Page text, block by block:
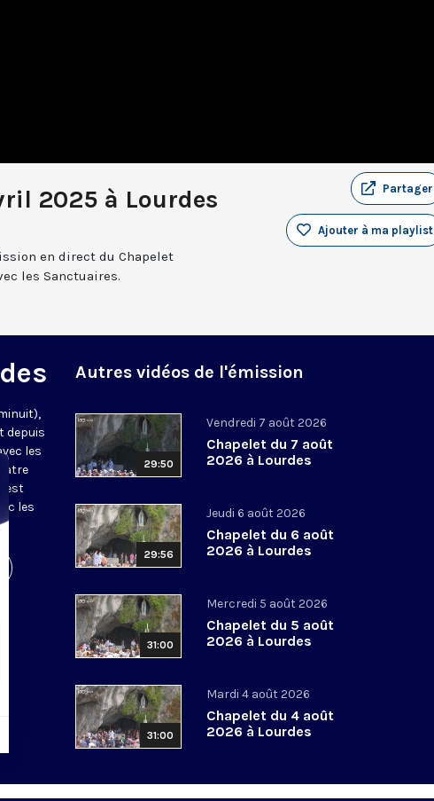
2025 à Lourdes Partager
Ajouter à ma playlist
en direct du Chapelet
les Sanctuaires.
depuis
les
est
les
Autres vidéos de l'émission
29:50
Vendredi 7 août 2026
Chapelet du 7 août
2026 à Lourdes
29:56
Jeudi 6 août 2026
Chapelet du 6 août
2026 à Lourdes
31:00
Mercredi 5 août 2026
Chapelet du 5 août
2026 à Lourdes
31:00
Mardi 4 août 2026
Chapelet du 4 août
2026 à Lourdes